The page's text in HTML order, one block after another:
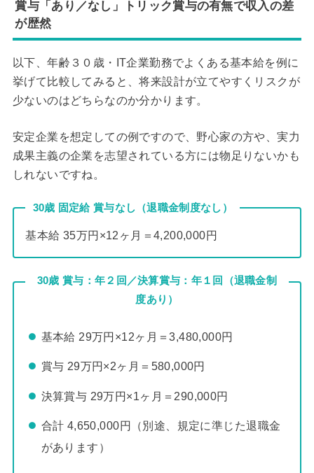
賞与「あり／なし」トリック賞与の有無で収入の差
が歴然
以下、年齢３０歳・IT企業勤務でよくある基本給を例に
挙げて比較してみると、将来設計が立てやすくリスクが
少ないのはどちらなのか分かります。
安定企業を想定しての例ですので、野心家の方や、実力
成果主義の企業を志望されている方には物足りないかも
しれないですね。
30歳 固定給 賞与なし（退職金制度なし）
基本給 35万円×12ヶ月＝4,200,000円
30歳 賞与：年２回／決算賞与：年１回（退職金制
度あり）
基本給 29万円×12ヶ月＝3,480,000円
賞与 29万円×2ヶ月＝580,000円
決算賞与 29万円×1ヶ月＝290,000円
合計 4,650,000円
（別途、規定に準じた退職金
があります）